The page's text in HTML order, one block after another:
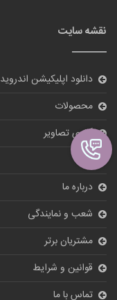
نقشه سایت
دانلود اپلیکیشن اندروید
محصولات
گالری تصاویر
بلاگ
درباره ما
شعب و نمایندگی
مشتریان برتر
قوانین و شرایط
تماس با ما